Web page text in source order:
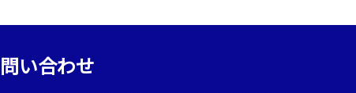
い合わせ